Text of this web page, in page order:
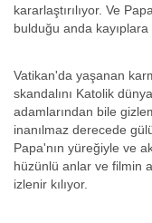
kararlaştırılıyor. Ve
bulduğu anda kayıplara
Vatikan'da yaşanan
skandalını Katolik
adamlarından bile
inanılmaz derecede
Papa'nın yüreğiyle ve
hüzünlü anlar ve filmin
izlenir kılıyor.